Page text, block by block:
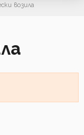
возила